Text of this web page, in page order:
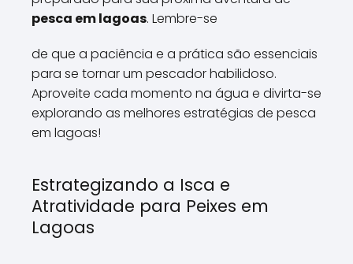
pesca em lagoas. Lembre-se
de que a paciência e a prática são essenciais
para se tornar um pescador habilidoso.
Aproveite cada momento na água e divirta-se
explorando as melhores estratégias de pesca
em lagoas!
Estrategizando a Isca e
Atratividade para Peixes em
Lagoas